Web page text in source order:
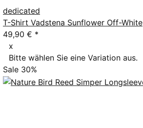
dedicated
T-Shirt Vadstena Sunflower Off-White
49,90 € *
x
Bitte wählen Sie eine Variation aus.
Sale 30%